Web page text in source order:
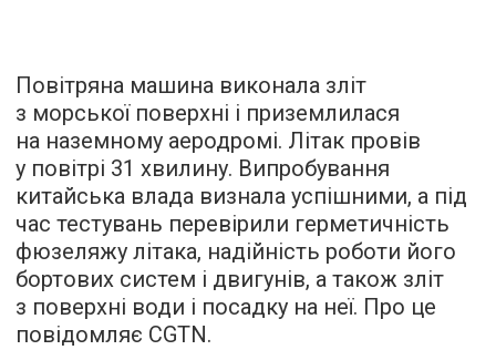
Повітряна машина виконала зліт
з морської поверхні і приземлилася
на наземному аеродромі. Літак провів
у повітрі 31 хвилину. Випробування
китайська влада визнала успішними, а під
час тестувань перевірили герметичність
фюзеляжу літака, надійність роботи його
бортових систем і двигунів, а також зліт
з поверхні води і посадку на неї. Про це
повідомляє CGTN.